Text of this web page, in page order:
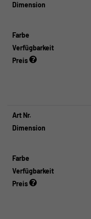
Dimension
Farbe
Verfügbarkeit
Preis
Art Nr.
Dimension
Farbe
Verfügbarkeit
Preis